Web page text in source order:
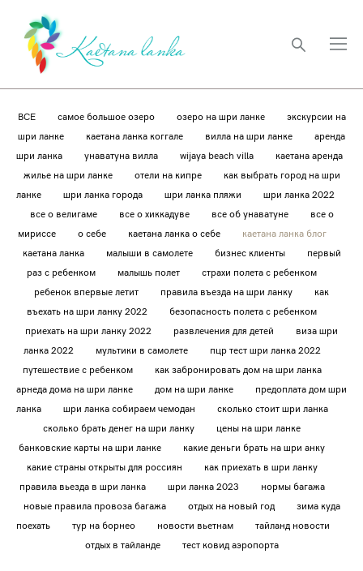
ВСЕ самое большое озеро озеро на шри ланке
экскурсии на
шри ланке
каетана ланка коггале вилла на шри ланке
аренда
шри ланка
унаватуна вилла wijaya beach villa
каетана аренда
жилье на шри ланке
отели на кипре
как выбрать город на шри
ланке
шри ланка города шри ланка пляжи
шри ланка 2022
все о велигаме
все о хиккадуве все об унаватуне
все о
мириссе
о себе каетана ланка о себе
каетана ланка блог
каетана ланка
малыши в самолете бизнес клиенты
первый
раз с ребенком
малышь полет
страхи полета с ребенком
ребенок впервые летит
правила въезда на шри ланку
как
въехать на шри ланку 2022
безопасность полета с ребенком
приехать на шри ланку 2022
развлечения для детей
виза шри
ланка 2022
мультики в самолете
пцр тест шри ланка 2022
путешествие с ребенком
как забронировать дом на шри ланка
арнеда дома на шри ланке
дом на шри ланке
предоплата дом шри
ланка
шри ланка собираем чемодан
сколько стоит шри ланка
сколько брать денег на шри ланку
цены на шри ланке
банковские карты на шри ланке
какие деньги брать на шри анку
какие страны открыты для россиян
как приехать в шри ланку
правила вьезда в шри ланка
шри ланка 2023
нормы багажа
новые правила провоза багажа
отдых на новый год
зима куда
поехать
тур на борнео новости вьетнам
тайланд новости
отдых в тайланде
тест ковид аэропорта